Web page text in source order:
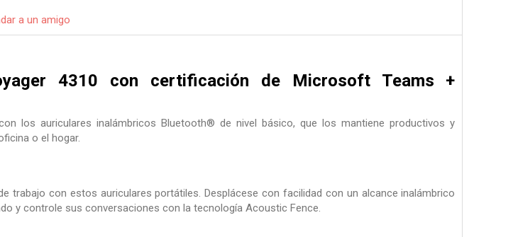
a un amigo
4310 con certificación de Microsoft Teams +
los auriculares inalámbricos Bluetooth® de nivel básico, que los mantiene productivos y
o el hogar.
trabajo con estos auriculares portátiles. Desplácese con facilidad con un alcance inalámbrico
y controle sus conversaciones con la tecnología Acoustic Fence.